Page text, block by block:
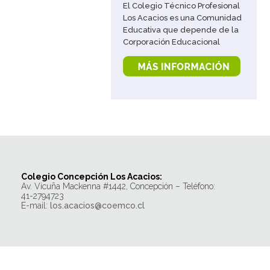
El Colegio Técnico Profesional
Los Acacios es una Comunidad
Educativa que depende de la
Corporación Educacional
Masónica de Concepción,
quien a su vez es depositaria
de los principios y valores de la
«esencialmente ética,
constituye […]
Colegio Concepción Los Acacios:
Av. Vicuña Mackenna #1442, Concepción – Teléfono:
41-2794723
E-mail: los.acacios@coemco.cl